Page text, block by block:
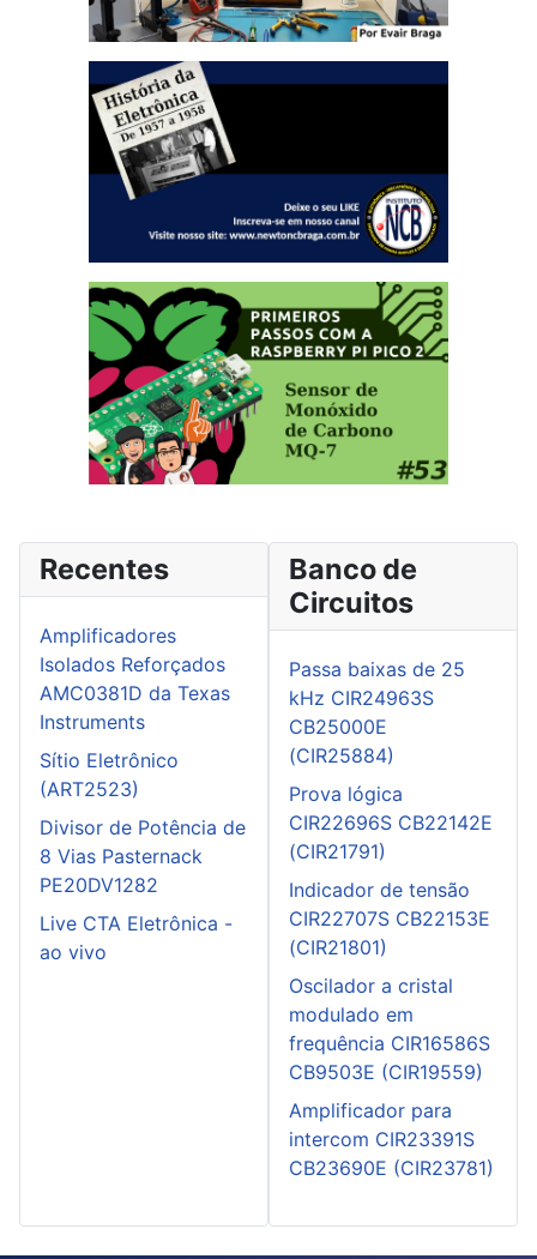
Recentes
Amplificadores
Isolados Reforçados
AMC0381D da Texas
Instruments
Sítio Eletrônico
(ART2523)
Divisor de Potência de
8 Vias Pasternack
PE20DV1282
Live CTA Eletrônica -
ao vivo
Banco de
Circuitos
Passa baixas de 25
kHz CIR24963S
CB25000E
(CIR25884)
Prova lógica
CIR22696S CB22142E
(CIR21791)
Indicador de tensão
CIR22707S CB22153E
(CIR21801)
Oscilador a cristal
modulado em
frequência CIR16586S
CB9503E (CIR19559)
Amplificador para
intercom CIR23391S
CB23690E (CIR23781)